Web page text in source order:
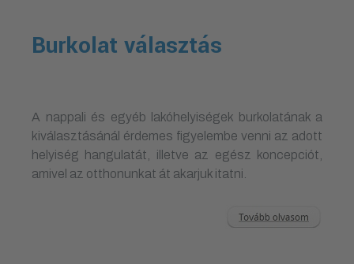
Burkolat választás
A nappali és egyéb lakóhelyiségek burkolatának a
kiválasztásánál érdemes figyelembe venni az adott
helyiség hangulatát, illetve az egész koncepciót,
amivel az otthonunkat át akarjuk itatni.